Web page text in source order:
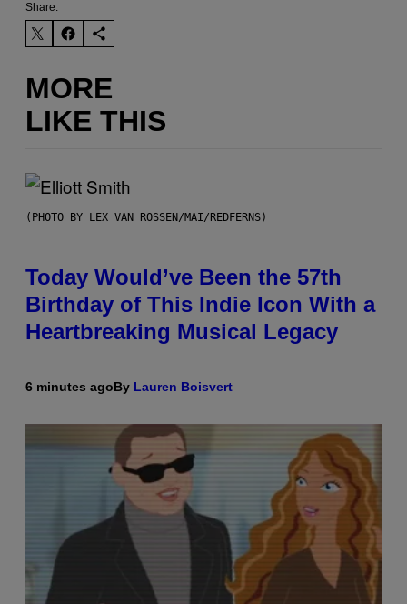
Share:
MORE
LIKE THIS
(PHOTO BY LEX VAN ROSSEN/MAI/REDFERNS)
Today Would’ve Been the 57th
Birthday of This Indie Icon With a
Heartbreaking Musical Legacy
6 minutes agoBy Lauren Boisvert